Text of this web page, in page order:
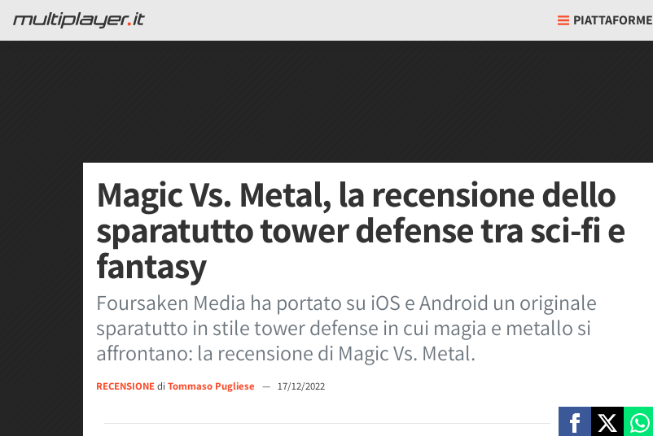
PIATTAFORME
Magic Vs. Metal, la recensione dello
sparatutto tower defense tra sci-fi e
fantasy
Foursaken Media ha portato su iOS e Android un originale
sparatutto in stile tower defense in cui magia e metallo si
affrontano: la recensione di Magic Vs. Metal.
RECENSIONEdi Tommaso Pugliese — 17/12/2022